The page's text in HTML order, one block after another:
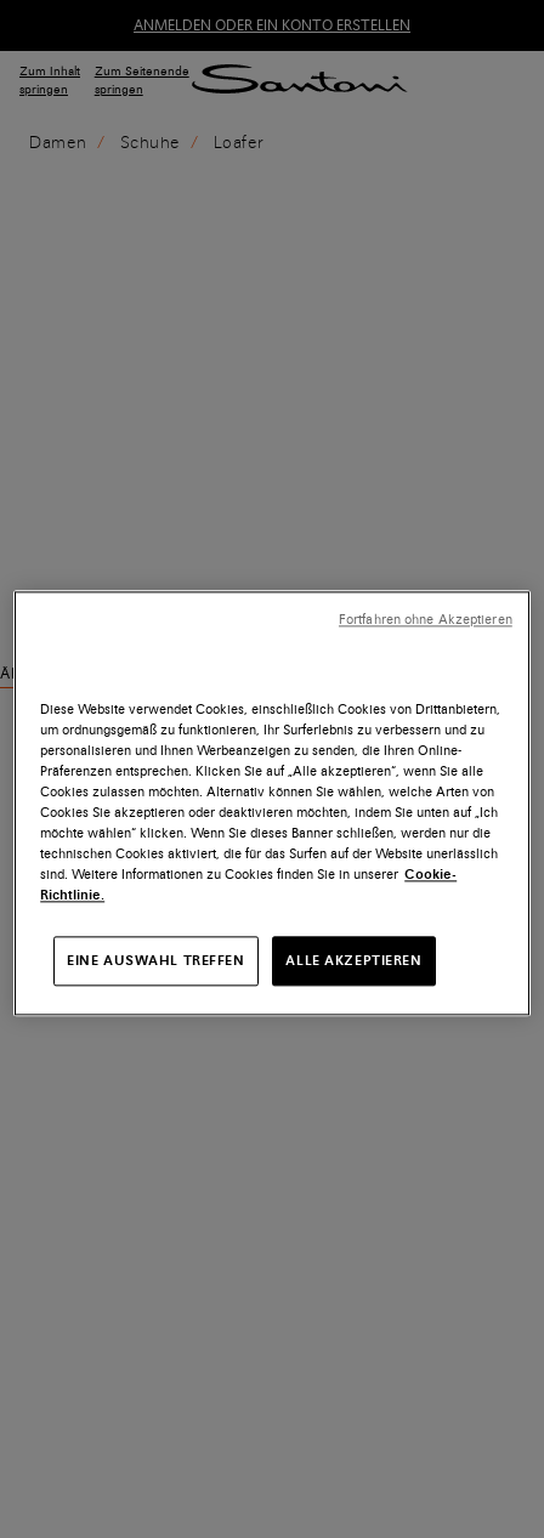
ANMELDEN ODER EIN KONTO ERSTELLEN
Zum Inhalt
springen
Zum Seitenende
springen
Damen Schuhe Loafer
Ähnliche Produkte ansehen
Diese Website verwendet Cookies, einschließlich Cookies von Drittanbietern,
um ordnungsgemäß zu funktionieren, Ihr Surferlebnis zu verbessern und zu
personalisieren und Ihnen Werbeanzeigen zu senden, die Ihren Online-
Präferenzen entsprechen. Klicken Sie auf „Alle akzeptieren“, wenn Sie alle
Cookies zulassen möchten. Alternativ können Sie wählen, welche Arten von
Cookies Sie akzeptieren oder deaktivieren möchten, indem Sie unten auf „Ich
möchte wählen“ klicken. Wenn Sie dieses Banner schließen, werden nur die
technischen Cookies aktiviert, die für das Surfen auf der Website unerlässlich
sind. Weitere Informationen zu Cookies finden Sie in unserer Cookie-
Richtlinie.
EINE AUSWAHL TREFFEN ALLE AKZEPTIEREN
Fortfahren ohne Akzeptieren